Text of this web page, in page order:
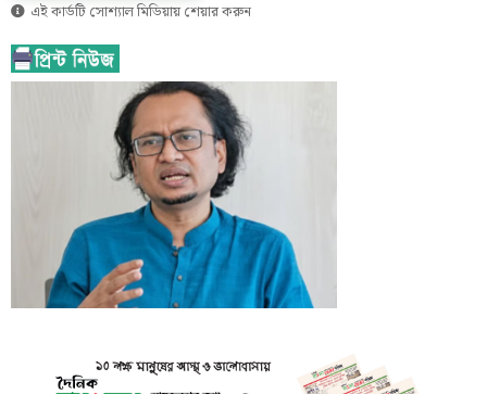
এই কার্ডটি সোশ্যাল মিডিয়ায় শেয়ার করুন